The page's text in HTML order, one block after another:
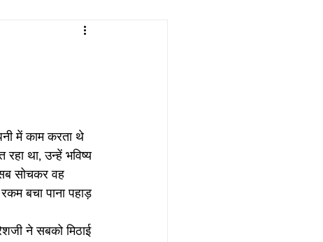
में काम करता थे
था, उन्हें भविष्य
सोचकर वह
बचा पाना पहाड़
ने सबको मिठाई